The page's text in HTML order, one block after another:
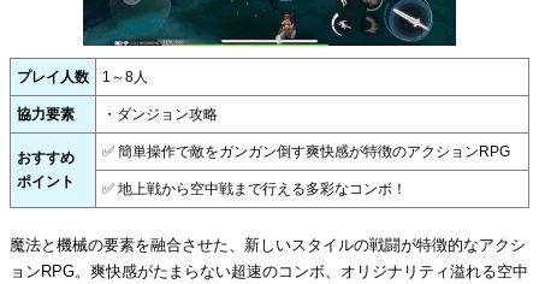
プレイ人数 1～8人
協力要素 ・ダンジョン攻略
おすすめ
ポイント
✅ 簡単操作で敵をガンガン倒す爽快感が特徴のアクションRPG
✅ 地上戦から空中戦まで行える多彩なコンボ！
魔法と機械の要素を融合させた、新しいスタイルの戦闘が特徴的なアクシ
ョンRPG。爽快感がたまらない超速のコンボ、オリジナリティ溢れる空中